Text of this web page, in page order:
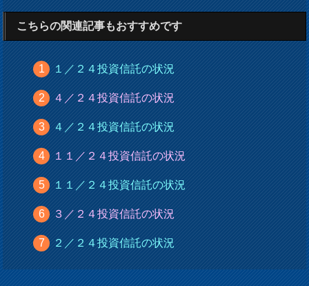
こちらの関連記事もおすすめです
１／２４投資信託の状況
４／２４投資信託の状況
４／２４投資信託の状況
１１／２４投資信託の状況
１１／２４投資信託の状況
３／２４投資信託の状況
２／２４投資信託の状況